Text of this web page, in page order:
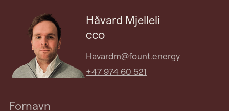
Håvard Mjelleli
CCO
Havardm@fount.energy
+47 974 60 521